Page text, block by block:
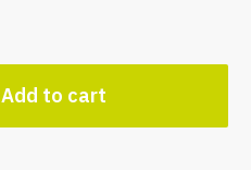
Add to cart